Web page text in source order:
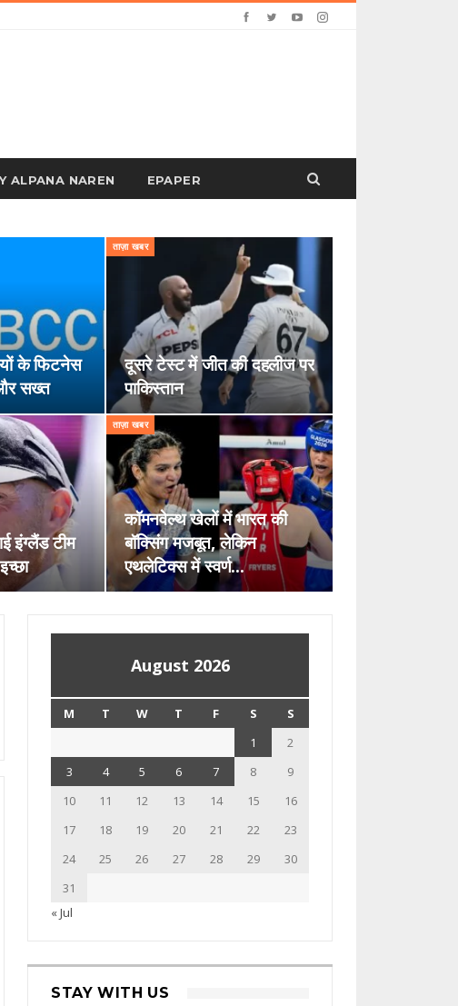
ALPANA NAREN EPAPER
के फिटनेस
सख्त
ताज़ा खबर
दूसरे टेस्ट में जीत की दहलीज पर
पाकिस्तान
इंग्लैंड टीम
ताज़ा खबर
कॉमनवेल्थ खेलों में भारत की
बॉक्सिंग मजबूत, लेकिन
एथलेटिक्स में स्वर्ण…
August 2026
M T W T F S
S
1
2
3
4 5 6 7 8
9
10
11 12 13 14 15
16
17
18 19 20 21 22
23
24
25 26 27 28 29
30
31
« Jul
STAY WITH US